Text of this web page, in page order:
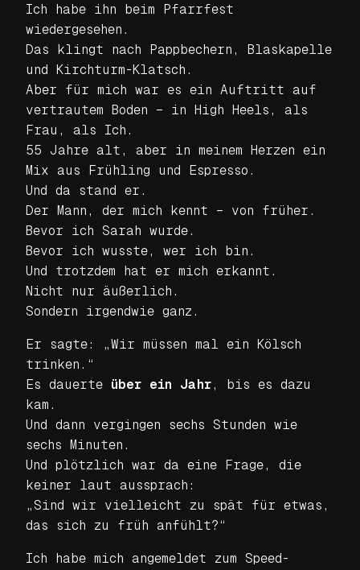
Ich habe ihn beim Pfarrfest
wiedergesehen.
Das klingt nach Pappbechern, Blaskapelle
und Kirchturm-Klatsch.
Aber für mich war es ein Auftritt auf
vertrautem Boden – in High Heels, als
Frau, als Ich.
55 Jahre alt, aber in meinem Herzen ein
Mix aus Frühling und Espresso.
Und da stand er.
Der Mann, der mich kennt – von früher.
Bevor ich Sarah wurde.
Bevor ich wusste, wer ich bin.
Und trotzdem hat er mich erkannt.
Nicht nur äußerlich.
Sondern irgendwie ganz.
Er sagte: „Wir müssen mal ein Kölsch
trinken.“
Es dauerte über ein Jahr, bis es dazu
kam.
Und dann vergingen sechs Stunden wie
sechs Minuten.
Und plötzlich war da eine Frage, die
keiner laut aussprach:
„Sind wir vielleicht zu spät für etwas,
das sich zu früh anfühlt?“
Ich habe mich angemeldet zum Speed-